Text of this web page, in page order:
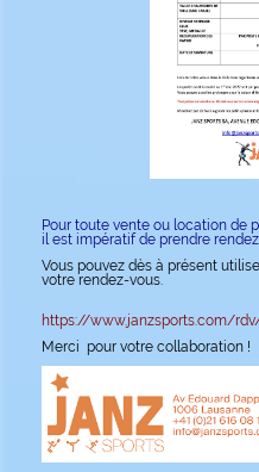
Pour toute vente ou location de
il est impératif de prendre
Vous pouvez dès à présent
votre rendez-vous.
https://www.janzsports.com/
Merci pour votre collaboration !